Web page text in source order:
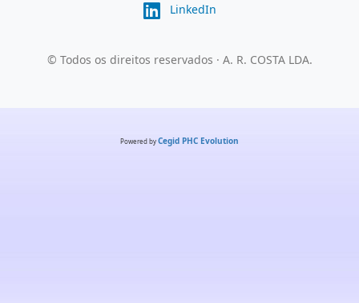
LinkedIn
© Todos os direitos reservados · A. R. COSTA LDA.
Powered byCegid PHC Evolution